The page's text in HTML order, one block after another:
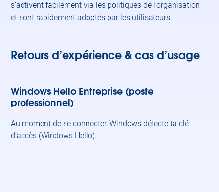
s’activent facilement via les politiques de l’organisation
et sont rapidement adoptés par les utilisateurs.
Retours d’expérience & cas d’usage
Windows Hello Entreprise (poste
professionnel)
Au moment de se connecter, Windows détecte ta clé
d’accès (Windows Hello).